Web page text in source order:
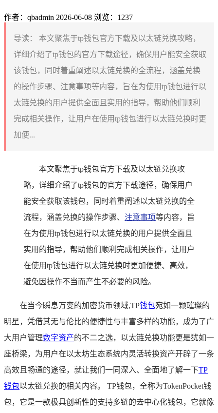
作者：qbadmin 2026-06-08 浏览：1237
导读：
本文聚焦于tp钱包官方下载及以太链兑换攻略，
详细介绍了tp钱包的官方下载途径，确保用户能安全获取
该钱包，同时着重阐述以太链兑换的全流程，涵盖兑换
的操作步骤、注意事项等内容，旨在为使用tp钱包进行以
太链兑换的用户提供全面且实用的指导，帮助他们顺利
完成相关操作，让用户在使用tp钱包进行以太链兑换时更
加便...
本文聚焦于tp钱包官方下载及以太链兑换攻
略，详细介绍了tp钱包的官方下载途径，确保用户
能安全获取该钱包，同时着重阐述以太链兑换的全
流程，涵盖兑换的操作步骤、 注意事项等内容，旨
在为使用tp钱包进行以太链兑换的用户提供全面且
实用的指导，帮助他们顺利完成相关操作，让用户
在使用tp钱包进行以太链兑换时更加便捷、高效，
避免因操作不当而产生不必要的风险。
在当今瞬息万变的加密货币领域,TP钱包宛如一颗璀璨的
明星，凭借其无与伦比的便捷性与丰富多样的功能，成为了广
大用户管理数字资产的不二之选，以太链兑换功能更是犹如一
座桥梁，为用户在以太坊生态系统内灵活转换资产开辟了一条
高效且畅通的途径，就让我们一同深入、全面地了解一下TP
钱包以太链兑换的相关内容。 TP钱包，全称为TokenPocket钱
包，它是一款极具创新性的支持多链的去中心化钱包，它就像